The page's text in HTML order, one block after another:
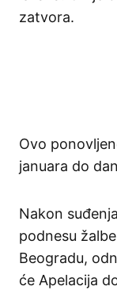
zatvora.
Ovo
januara do
Nakon
podnesu
Beogradu,
će Apelacija